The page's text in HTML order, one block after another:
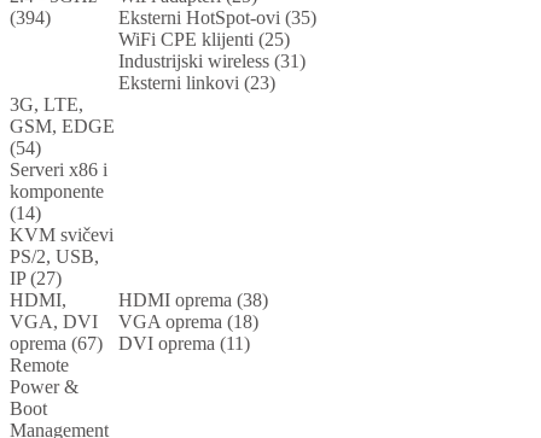
(394)
Eksterni HotSpot-ovi (35)
WiFi CPE klijenti (25)
Industrijski wireless (31)
Eksterni linkovi (23)
3G, LTE,
GSM, EDGE
(54)
Serveri x86 i
komponente
(14)
KVM svičevi
PS/2, USB,
IP (27)
HDMI,
VGA, DVI
oprema (67)
HDMI oprema (38)
VGA oprema (18)
DVI oprema (11)
Remote
Power &
Boot
Management